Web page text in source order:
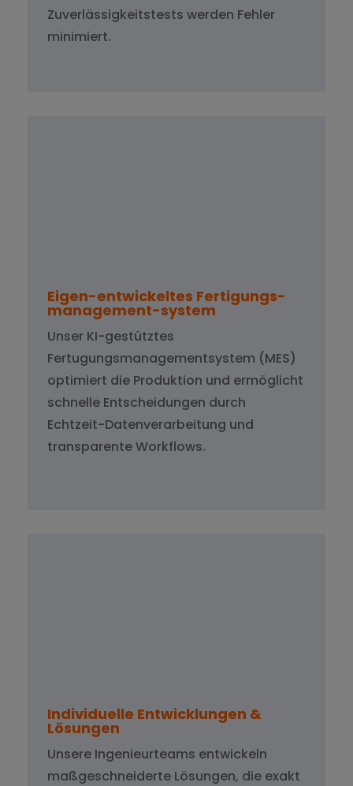
Zuverlässigkeitstests werden Fehler
minimiert.
Eigen-entwickeltes Fertigungs-
management-system
Unser KI-gestütztes
Fertugungsmanagementsystem (MES)
optimiert die Produktion und ermöglicht
schnelle Entscheidungen durch
Echtzeit-Datenverarbeitung und
transparente Workflows.
Individuelle Entwicklungen &
Lösungen
Unsere Ingenieurteams entwickeln
maßgeschneiderte Lösungen, die exakt